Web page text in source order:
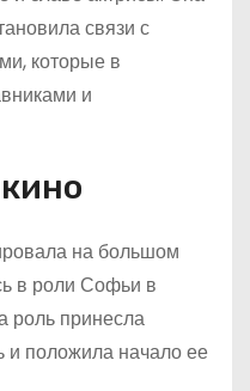
связи с
которые в
и
на большом
в роли Софьи в
роль принесла
и положила начало ее